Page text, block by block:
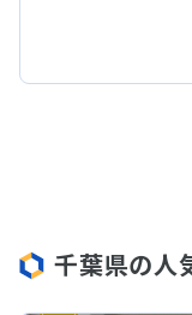
千葉県の人